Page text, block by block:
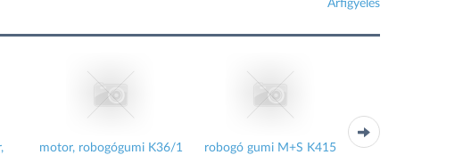
Árfigyelés
motor, robogógumi K36/1
robogó gumi M+S K415